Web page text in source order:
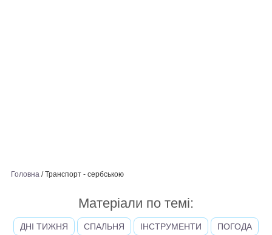
Головна / Транспорт - сербською
Матеріали по темі:
ДНІ ТИЖНЯ СПАЛЬНЯ ІНСТРУМЕНТИ
ПОГОДА